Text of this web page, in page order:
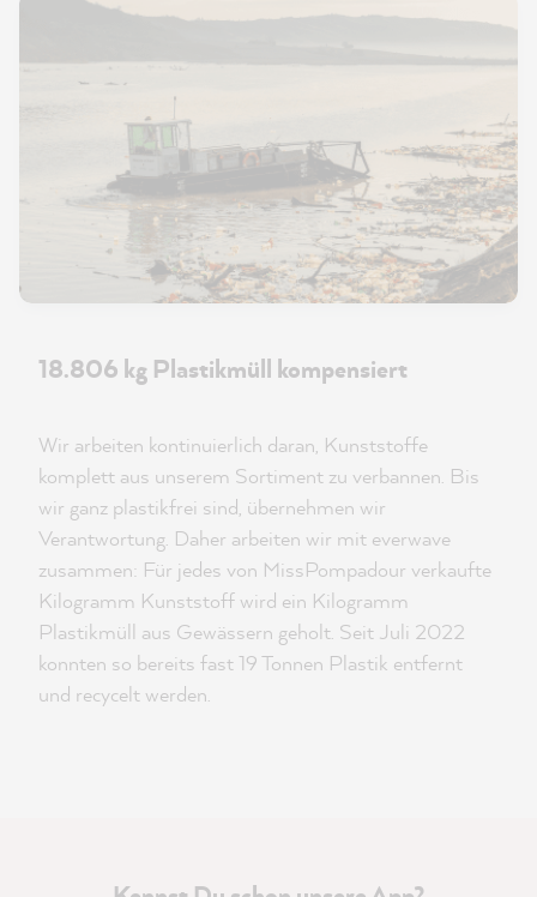
18.806 kg Plastikmüll kompensiert
Wir arbeiten kontinuierlich daran, Kunststoffe
komplett aus unserem Sortiment zu verbannen. Bis
wir ganz plastikfrei sind, übernehmen wir
Verantwortung. Daher arbeiten wir mit everwave
zusammen: Für jedes von MissPompadour verkaufte
Kilogramm Kunststoff wird ein Kilogramm
Plastikmüll aus Gewässern geholt. Seit Juli 2022
konnten so bereits fast 19 Tonnen Plastik entfernt
und recycelt werden.